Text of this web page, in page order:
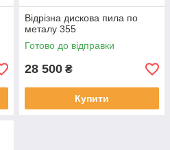
Відрізна дискова пила по
металу 355
Готово до відправки
28 500 ₴
Купити